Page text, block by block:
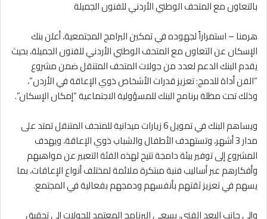
بالتعاون مع المتحف الوطني الأردني للفنون الجميلة
هرمنا – استمراراً لجهوده في تمكين البرامج المجتمعية، أعلن بنك
الإسكان عن التعاون مع المتحف الوطني الأردني للفنون الجميلة، بحيث
يقدم البنك الدعم لعدد من جولات المتحف المتنقل ضمن مشروع
“الفن أداة للدمج: تعزيز قدرات الأشخاص ذوي الإعاقة في الأردن”،
وذلك تحت مظلة برنامج البنك للمسؤولية الاجتماعية “إمكان الإسكان”.
ويساهم البنك في تمويل 6 زيارات ميدانية للمتحف المتنقل تمتد على
مدار 3 أشهر، وتستهدف الأطفال والشباب ذوي الإعاقة، ويهدف
المشروع إلى توفير بيئة دامجة تتيح لهذه الفئة التعبير عن مواهبهم
وأفكارهم عبر أساليب فنية مبتكرة ملائمة لمختلف أنواع الإعاقات، بما
يسهم في تعزيز ثقتهم بأنفسهم ودمجهم بفعالية في المجتمع.
وإلى جانب البعد الفني، يسعى البرنامج المعتمد للجولات إلى تحقيق